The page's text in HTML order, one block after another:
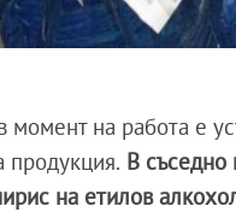
момент на работа е
продукция. В съседно
на етилов